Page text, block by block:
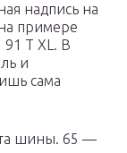
надпись на
примере
T XL. В
и
сама
шины. 65 —